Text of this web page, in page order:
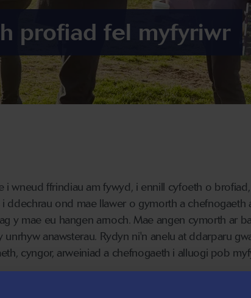
profiad fel myfyriwr
i wneud ffrindiau am fywyd, i ennill cyfoeth o
ddechrau ond mae llawer o gymorth a
y mae eu hangen arnoch. Mae angen cymorth ar
anawsterau. Rydyn ni'n anelu at ddarparu
cyngor, arweiniad a chefnogaeth i alluogi pob